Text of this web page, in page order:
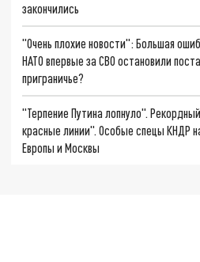
закончились
"Очень плохие новости": Большая
НАТО впервые за СВО остановили
приграничье?
"Терпение Путина лопнуло".
красные линии". Особые спецы КНДР
Европы и Москвы